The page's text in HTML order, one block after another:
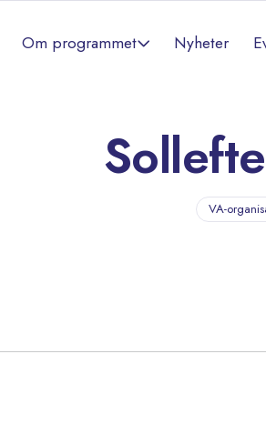
Om programmet Nyheter
VA-